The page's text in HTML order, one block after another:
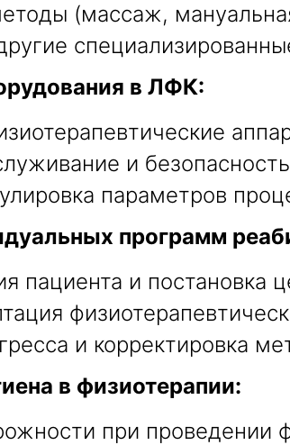
(массаж,
в ЛФК:
и
параметров
программ
пациента и постановка
и корректировка
в физиотерапии:
при проведении